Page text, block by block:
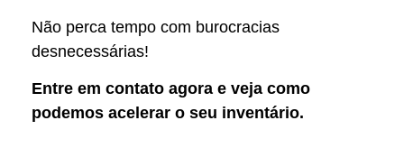
Não perca tempo com burocracias
desnecessárias!
Entre em contato agora e veja como
podemos acelerar o seu inventário.